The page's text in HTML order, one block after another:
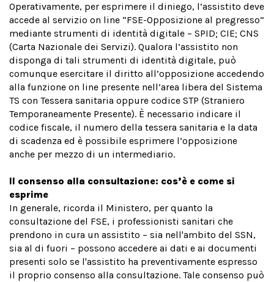
Operativamente, per esprimere il diniego, l’assistito deve
accede al servizio on line “FSE-Opposizione al pregresso”
mediante strumenti di identità digitale – SPID; CIE; CNS
(Carta Nazionale dei Servizi). Qualora l’assistito non
disponga di tali strumenti di identità digitale, può
comunque esercitare il diritto all’opposizione accedendo
alla funzione on line presente nell’area libera del Sistema
TS con Tessera sanitaria oppure codice STP (Straniero
Temporaneamente Presente). È necessario indicare il
codice fiscale, il numero della tessera sanitaria e la data
di scadenza ed è possibile esprimere l’opposizione
anche per mezzo di un intermediario.
Il consenso alla consultazione: cos’è e come si
esprime
In generale, ricorda il Ministero, per quanto la
consultazione del FSE, i professionisti sanitari che
prendono in cura un assistito − sia nell'ambito del SSN,
sia al di fuori − possono accedere ai dati e ai documenti
presenti solo se l'assistito ha preventivamente espresso
il proprio consenso alla consultazione. Tale consenso può